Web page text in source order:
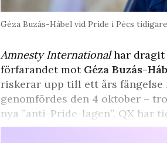
Géza Buzás-Hábel vid Pride i Pécs
Amnesty Internationalhar dragit
förfarandet mot Géza Buzás-
riskerar upp till ett års fängelse
genomfördes den 4 oktober –
nya ”anti-Pride-lagen”. QX har